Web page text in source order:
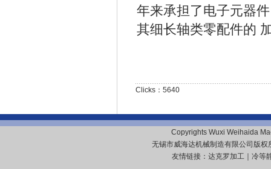
年来承担了电子元器
其细长轴类零配件的
Clicks：5640
Copyrights Wuxi Weihaida
无锡市威海达机械制造有限公司版
友情链接： 达克罗加工 冷等